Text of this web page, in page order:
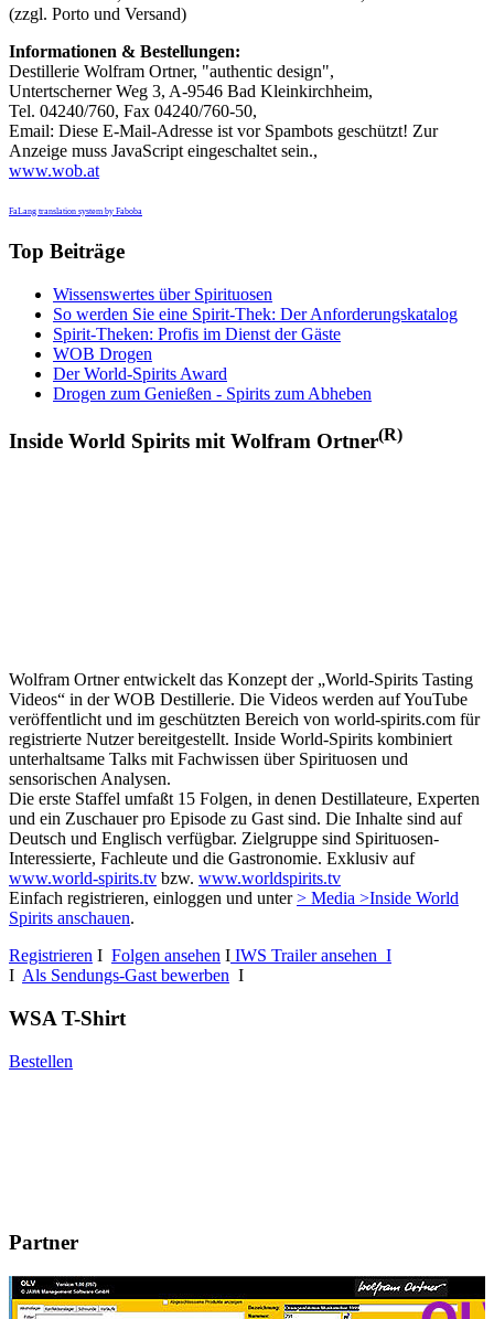
(zzgl. Porto und Versand)
Informationen & Bestellungen:
Destillerie Wolfram Ortner, "authentic design",
Untertscherner Weg 3, A-9546 Bad Kleinkirchheim,
Tel. 04240/760, Fax 04240/760-50,
Email: Diese E-Mail-Adresse ist vor Spambots geschützt! Zur
Anzeige muss JavaScript eingeschaltet sein.,
www.wob.at
FaLang translation system by Faboba
Top Beiträge
Wissenswertes über Spirituosen
So werden Sie eine Spirit-Thek: Der Anforderungskatalog
Spirit-Theken: Profis im Dienst der Gäste
WOB Drogen
Der World-Spirits Award
Drogen zum Genießen - Spirits zum Abheben
Inside World Spirits mit Wolfram Ortner(R)
Wolfram Ortner entwickelt das Konzept der „World-Spirits Tasting
Videos“ in der WOB Destillerie. Die Videos werden auf YouTube
veröffentlicht und im geschützten Bereich von world-spirits.com für
registrierte Nutzer bereitgestellt. Inside World-Spirits kombiniert
unterhaltsame Talks mit Fachwissen über Spirituosen und
sensorischen Analysen.
Die erste Staffel umfaßt 15 Folgen, in denen Destillateure, Experten
und ein Zuschauer pro Episode zu Gast sind. Die Inhalte sind auf
Deutsch und Englisch verfügbar. Zielgruppe sind Spirituosen-
Interessierte, Fachleute und die Gastronomie. Exklusiv auf
www.world-spirits.tv bzw. www.worldspirits.tv
Einfach registrieren, einloggen und unter> Media >Inside World
Spirits anschauen.
Registrieren I Folgen ansehen I IWS Trailer ansehen I
I Als Sendungs-Gast bewerben I
WSA T-Shirt
Bestellen
Partner